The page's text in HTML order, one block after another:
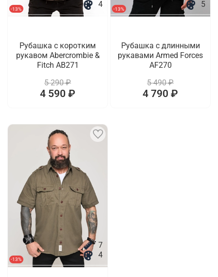
-13%
4
Рубашка с коротким
рукавом Abercrombie &
Fitch AB271
5 290 ₽
4 590 ₽
-13%
5
Рубашка с длинными
рукавами Armed Forces
AF270
5 490 ₽
4 790 ₽
-13%
7
4